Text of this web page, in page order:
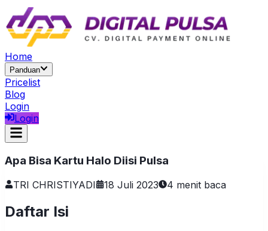
Home
Panduan
Pricelist
Blog
Login
Login
Apa Bisa Kartu Halo Diisi Pulsa
TRI CHRISTIYADI 18 Juli 2023 4 menit baca
Daftar Isi